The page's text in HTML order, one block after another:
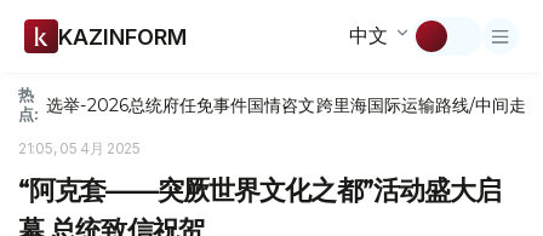
KAZINFORM 中文
热
点: 选举-2026总统府任免事件国情咨文跨里海国际运输路线/中间走廊
21:05, 05 4月 2025
“阿克套——突厥世界文化之都”活动盛大启